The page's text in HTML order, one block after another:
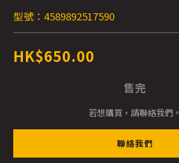
型號：4589892517590
HK$650.00
售完
若想購買，請聯絡我們。
聯絡我們